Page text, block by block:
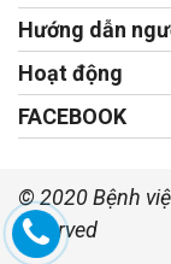
Hướng dẫn
Hoạt động
FACEBOOK
© 2020 Bệnh
reserved